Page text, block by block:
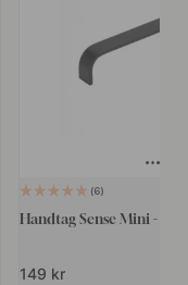
6
Handtag Sense Mini -
149 kr